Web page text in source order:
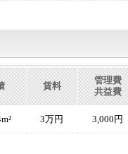
賃料
管理費
共益費
3万円 3,000円